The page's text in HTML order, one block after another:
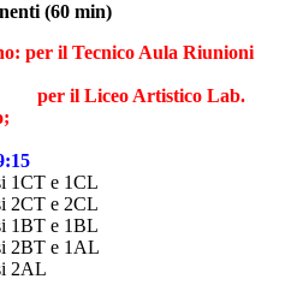
(60 min)
per il Tecnico Aula Riunioni
Lab.
1CT e 1CL
2CT e 2CL
1BT e 1BL
2BT e 1AL
2AL